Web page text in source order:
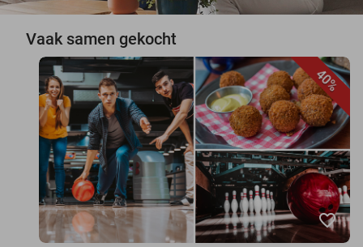
Vaak samen gekocht
40%
favorite_border